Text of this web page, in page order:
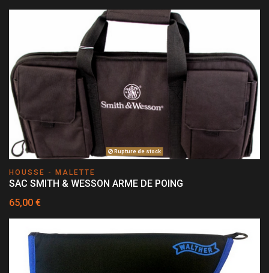
Rupture de stock
HOUSSE - MALETTE
SAC SMITH & WESSON ARME DE POING
65,00 €